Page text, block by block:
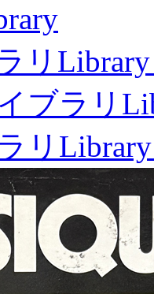
リ
ブラリ
リ